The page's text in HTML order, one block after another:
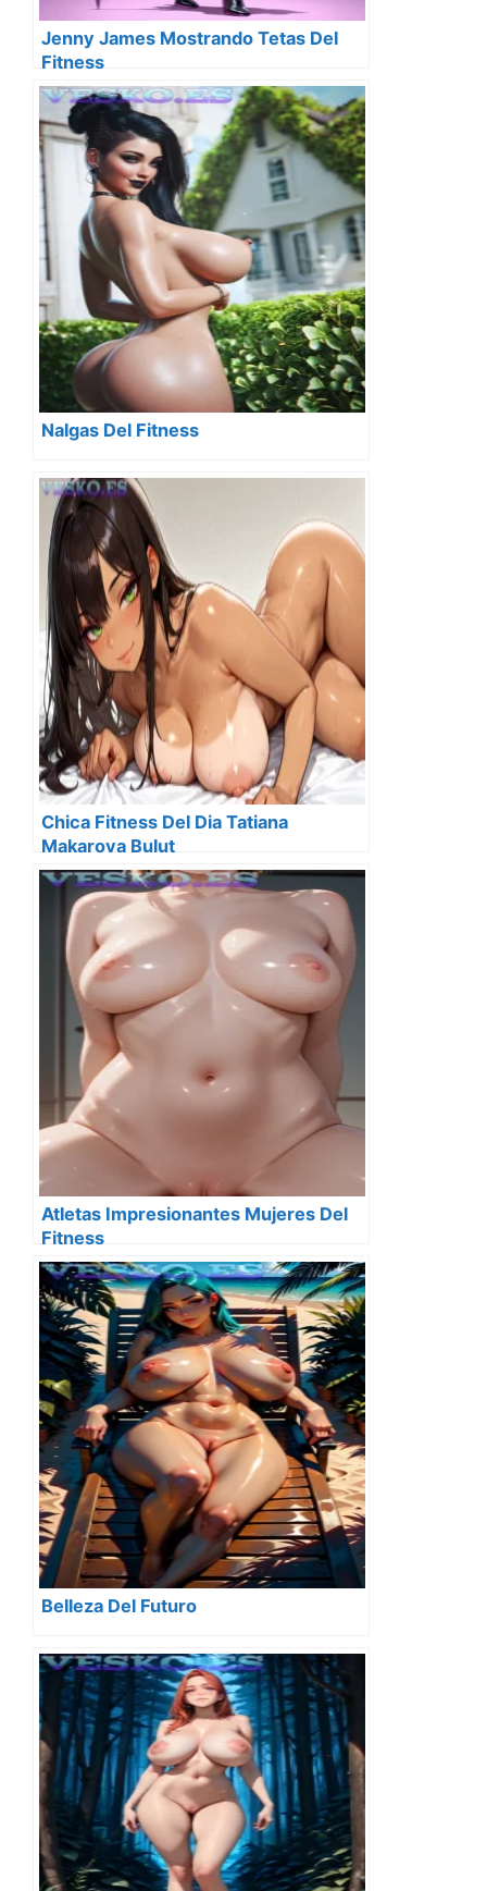
Jenny James Mostrando Tetas Del
Fitness
Nalgas Del Fitness
Chica Fitness Del Dia Tatiana
Makarova Bulut
Atletas Impresionantes Mujeres Del
Fitness
Belleza Del Futuro